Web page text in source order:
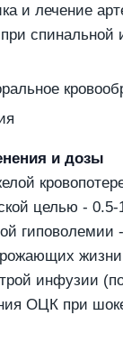
и лечение
при спинальной
и дозы
целью -
гиповолемии
инфузии
ОЦК при